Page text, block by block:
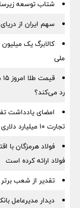
شتاب توسعه
سهم ایران از دریای خزر کم
کالابرگ یک
ملی
رد می‌کند؟
امضای یادداشت
تجارت ۱۰ میلیارد دلاری
فولاد هرمزگان با
فولاد ارائه کرده است
تقدیر از شعب
دیدار مدیرعامل